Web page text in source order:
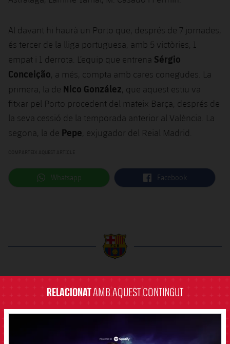
Al davant hi haurà un Porto que, després de 7 jornades,
és tercer de la lliga portuguesa, amb 5 victòries, 1
empat i 1 derrota. L’equip que entrena Sérgio
Conceição , a més, compta amb cares conegudes. La
primera, la de Nico González , que aquest estiu va
fitxar pel Porto procedent del mateix Barça, després de
la seva cessió de la temporada anterior al València. La
segona, la de Pepe , exjugador del Reial Madrid.
label.aria.whatsapp
Whatsapp label.aria.facebook
Facebook
RELACIONATAMB AQUEST CONTINGUT